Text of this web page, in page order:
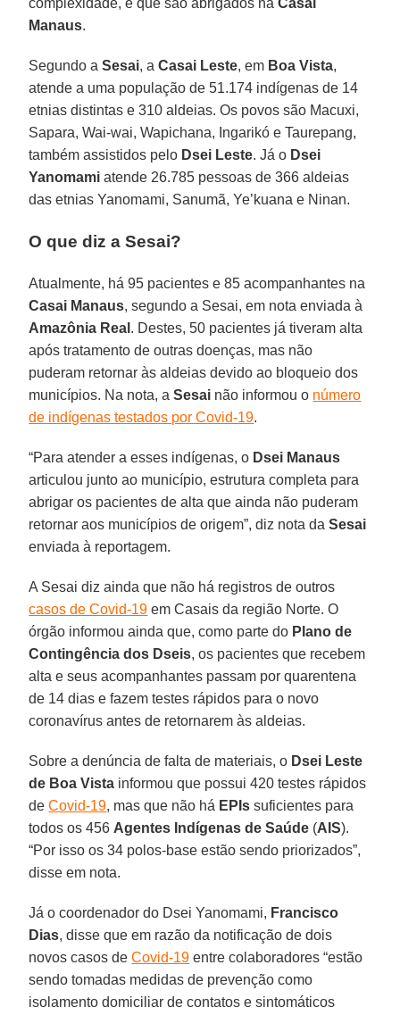
Manaus.
Segundo aSesai, aCasai Leste, em Boa Vista,
atende a uma população de 51.174 indígenas de 14
etnias distintas e 310 aldeias. Os povos são Macuxi,
Sapara, Wai-wai, Wapichana, Ingarikó e Taurepang,
também assistidos pelo Dsei Leste. Já o Dsei
Yanomami atende 26.785 pessoas de 366 aldeias
das etnias Yanomami, Sanumã, Ye’kuana e Ninan.
O que diz a Sesai?
Atualmente, há 95 pacientes e 85 acompanhantes na
Casai Manaus, segundo a Sesai, em nota enviada à
Amazônia Real . Destes, 50 pacientes já tiveram alta
após tratamento de outras doenças, mas não
puderam retornar às aldeias devido ao bloqueio dos
municípios. Na nota, aSesai não informou o número
de indígenas testados por Covid-19.
“Para atender a esses indígenas, o Dsei Manaus
articulou junto ao município, estrutura completa para
abrigar os pacientes de alta que ainda não puderam
retornar aos municípios de origem”, diz nota daSesai
enviada à reportagem.
A Sesai diz ainda que não há registros de outros
casos de Covid-19 em Casais da região Norte. O
órgão informou ainda que, como parte do Plano de
Contingência dos Dseis, os pacientes que recebem
alta e seus acompanhantes passam por quarentena
de 14 dias e fazem testes rápidos para o novo
coronavírus antes de retornarem às aldeias.
Sobre a denúncia de falta de materiais, o Dsei Leste
de Boa Vista informou que possui 420 testes rápidos
deCovid-19, mas que não há EPIs suficientes para
todos os 456 Agentes Indígenas de Saúde (AIS).
“Por isso os 34 polos-base estão sendo priorizados”,
disse em nota.
Já o coordenador do Dsei Yanomami, Francisco
Dias, disse que em razão da notificação de dois
novos casos deCovid-19 entre colaboradores “estão
sendo tomadas medidas de prevenção como
isolamento domiciliar de contatos e sintomáticos